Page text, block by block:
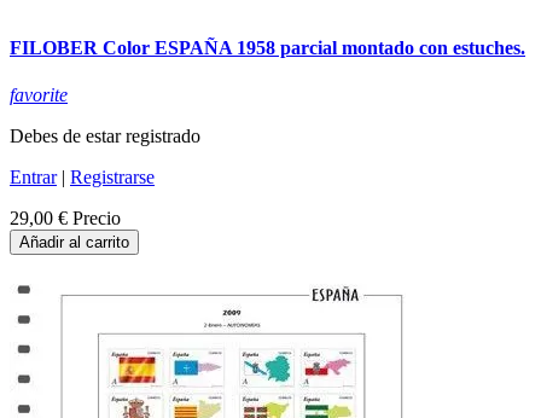
FILOBER Color ESPAÑA 1958 parcial montado con estuches.
favorite
Debes de estar registrado
Entrar| Registrarse
29,00 € Precio
Añadir al carrito